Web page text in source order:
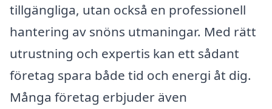
tillgängliga, utan också en professionell
hantering av snöns utmaningar. Med rätt
utrustning och expertis kan ett sådant
företag spara både tid och energi åt dig.
Många företag erbjuder även